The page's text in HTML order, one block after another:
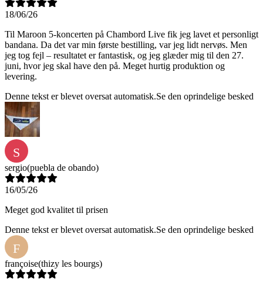
18/06/26
Til Maroon 5-koncerten på Chambord Live fik jeg lavet et personligt
bandana. Da det var min første bestilling, var jeg lidt nervøs. Men
jeg tog fejl – resultatet er fantastisk, og jeg glæder mig til den 27.
juni, hvor jeg skal have den på. Meget hurtig produktion og
levering.
Denne tekst er blevet oversat automatisk.Se den oprindelige besked
S
sergio(puebla de obando)
16/05/26
Meget god kvalitet til prisen
Denne tekst er blevet oversat automatisk.Se den oprindelige besked
F
françoise(thizy les bourgs)